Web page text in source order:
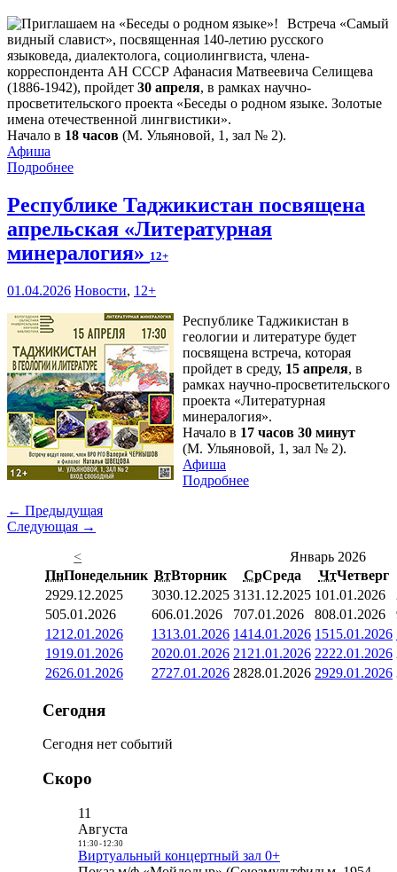
Встреча «Самый
видный славист», посвященная 140-летию русского
языковеда, диалектолога, социолингвиста, члена-
корреспондента АН СССР Афанасия Матвеевича Селищева
(1886-1942), пройдет 30 апреля, в рамках научно-
просветительского проекта «Беседы о родном языке. Золотые
имена отечественной лингвистики».
Начало в 18 часов (М. Ульяновой, 1, зал № 2).
Афиша
Подробнее
Республике Таджикистан посвящена
апрельская «Литературная
минералогия» 12+
01.04.2026 Новости, 12+
Республике Таджикистан в
геологии и литературе будет
посвящена встреча, которая
пройдет в среду, 15 апреля, в
рамках научно-просветительского
проекта «Литературная
минералогия».
Начало в 17 часов 30 минут
(М. Ульяновой, 1, зал № 2).
Афиша
Подробнее
← Предыдущая
Следующая →
<
Январь 2026
ПнПонедельник ВтВторник СрСреда ЧтЧетверг
2929.12.2025 3030.12.2025 3131.12.2025 101.01.2026
505.01.2026 606.01.2026 707.01.2026 808.01.2026
1212.01.2026 1313.01.2026 1414.01.2026 1515.01.2026
1919.01.2026 2020.01.2026 21 21.01.2026 2222.01.2026
2626.01.2026 2727.01.2026 2828.01.2026 2929.01.2026
Сегодня
Сегодня нет событий
Скоро
11
Августа
11:30- 12:30
Виртуальный концертный зал 0+